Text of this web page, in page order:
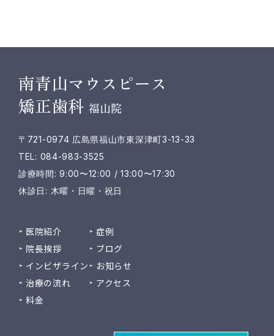
南青山マウスピース
矯正歯科 福山院
〒721-0974 広島県福山市東深津町3-13-33
TEL: 084-983-3525
診療時間: 9:00〜12:00 / 13:00〜17:30
休診日: 木曜・日曜・祝日
医院紹介
院長挨拶
インビザライン
治療の流れ
料金
症例
ブログ
お知らせ
アクセス